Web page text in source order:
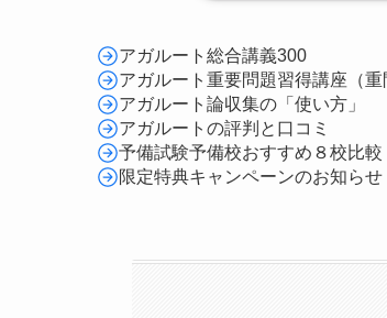
アガルート総合講義300
アガルート重要問題習得講座（重
アガルート論収集の「使い方」
アガルートの評判と口コミ
予備試験予備校おすすめ８校比較
限定特典キャンペーンのお知らせ